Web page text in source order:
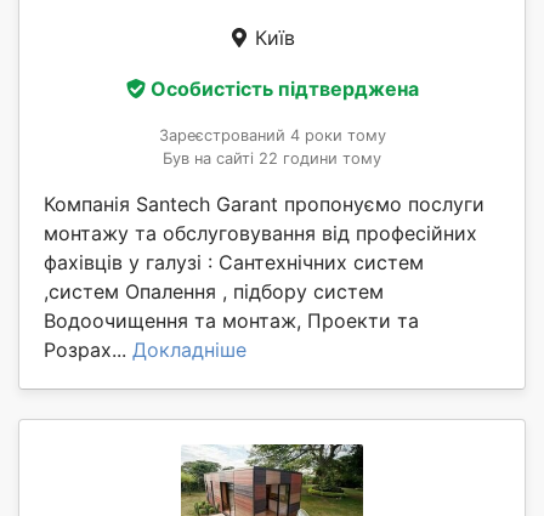
Київ
Особистість підтверджена
Зареєстрований 4 роки тому
Був на сайті 22 години тому
Компанія Santech Garant пропонуємо послуги
монтажу та обслуговування від професійних
фахівців у галузі : Сантехнічних систем
,систем Опалення , підбору систем
Водоочищення та монтаж, Проекти та
Розрах... Докладніше